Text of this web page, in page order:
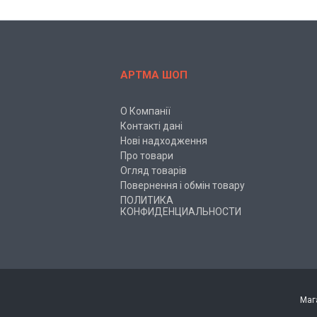
АРТМА ШОП
О Компанії
Контакті дані
Нові надходження
Про товари
Огляд товарів
Повернення і обмін товару
ПОЛИТИКА
КОНФИДЕНЦИАЛЬНОСТИ